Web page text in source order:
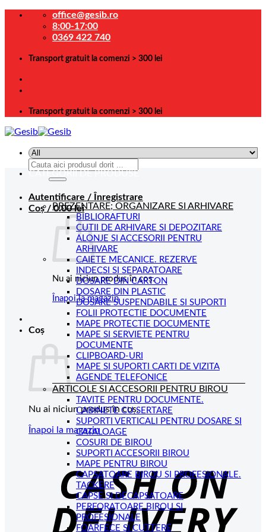
Skip
office@gesib.ro
8:00-17:00
0369 422 740
Transport gratuit la comenzi > 300 lei
Transport gratuit la comenzi > 300 lei
Caută
Autentificare / Înregistrare
Coș /0.00lei
Nu ai niciun produs în coș.
Înapoi la magazin
Coș
Nu ai niciun produs în coș.
Înapoi la magazin
CATEGORII DE PRODUSE
PREZENTARE; ORGANIZARE SI ARHIVARE
BIBLIORAFTURI
CUTII DE ARHIVARE SI DEPOZITARE
ALONJE SI ACCESORII PENTRU
ARHIVARE
CAIETE MECANICE. REZERVE
INDECSI SI SEPARATOARE
DOSARE DIN CARTON
DOSARE DIN PLASTIC
DOSARE SUSPENDABILE SI SUPORTI
FOLII PROTECTIE DOCUMENTE
MAPE PROTECTIE DOCUMENTE
MAPE SI SERVIETE PENTRU
DOCUMENTE
CLIPBOARD-URI
MAPE SI SUPORTI CARTI DE VIZITA
AGENDE TELEFONICE
ARTICOLE SI ACCESORII PENTRU BIROU
TAVITE PENTRU DOCUMENTE.
CABINETE CU SERTARE
SUPORTI VERTICALI PENTRU DOSARE SI
CATALOAGE
COSURI DE BIROU
SUPORTI ACCESORII BIROU
MAPE PENTRU BIROU
CAPSATOARE BIROU SI PROFESIONALE.
TACKERE
CAPSE SI DECAPSATOARE
PERFORATOARE BIROU SI
PROFESIONALE
FOARFECE SI CUTTERE